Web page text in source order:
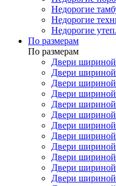
Недорогие
Недорогие
Недорогие
По размерам
По размерам
Двери
Двери
Двери
Двери
Двери
Двери
Двери
Двери
Двери
Двери
Двери
Двери